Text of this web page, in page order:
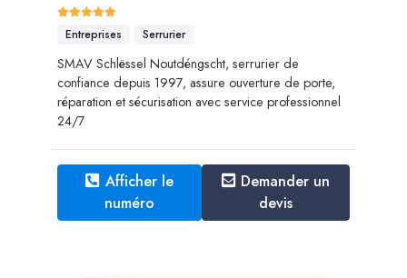
Entreprises Serrurier
SMAV Schlëssel Noutdéngscht, serrurier de
confiance depuis 1997, assure ouverture de porte,
réparation et sécurisation avec service professionnel
24/7
Afficher le
numéro
Demander un
devis